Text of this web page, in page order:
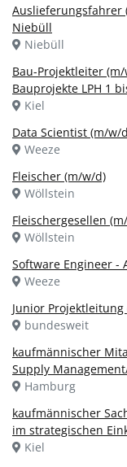
Auslieferungsfahrer
Niebüll
Niebüll
Bau-Projektleiter
Bauprojekte LPH 1
Kiel
Data Scientist (m/w/
Weeze
Fleischer (m/w/d)
Wöllstein
Fleischergesellen
Wöllstein
Software Engineer -
Weeze
Junior
bundesweit
kaufmännischer
Supply
Hamburg
kaufmännischer
im strategischen
Kiel